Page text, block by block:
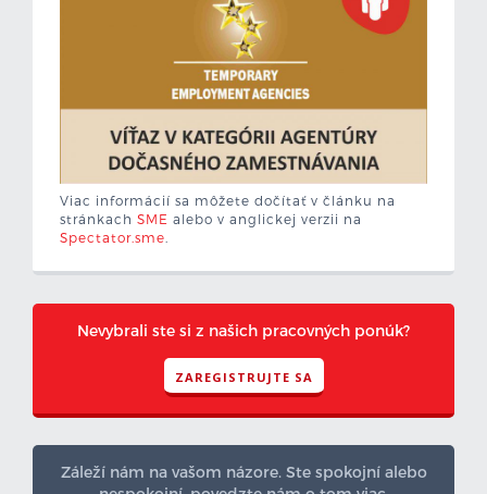
Viac informácií sa môžete dočítať v článku na
stránkach SME alebo v anglickej verzii na
Spectator.sme
Nevybrali ste si z našich pracovných ponúk?
ZAREGISTRUJTE SA
Záleží nám na vašom názore. Ste spokojní alebo